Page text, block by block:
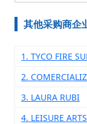
其他采购商企
1. TYCO FIRE
2.
3. LAURA RUBI
4. LEISURE ARTS